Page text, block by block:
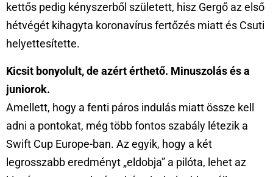
kettős pedig kényszerből született, hisz Gergő az első
hétvégét kihagyta koronavírus fertőzés miatt és Csuti
helyettesítette.
Kicsit bonyolult, de azért érthető. Minuszolás és a
juniorok.
Amellett, hogy a fenti páros indulás miatt össze kell
adni a pontokat, még több fontos szabály létezik a
Swift Cup Europe-ban. Az egyik, hogy a két
legrosszabb eredményt „eldobja” a pilóta, lehet az